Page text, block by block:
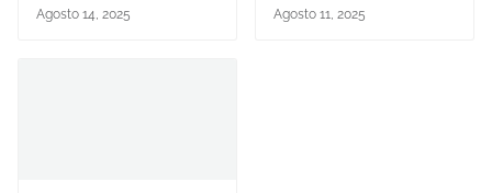
Agosto 14, 2025 Agosto 11, 2025